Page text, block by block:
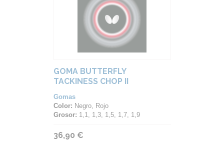
GOMA BUTTERFLY
TACKINESS CHOP II
Gomas
Color: Negro, Rojo
Grosor: 1,1, 1,3, 1,5, 1,7, 1,9
36,90 €